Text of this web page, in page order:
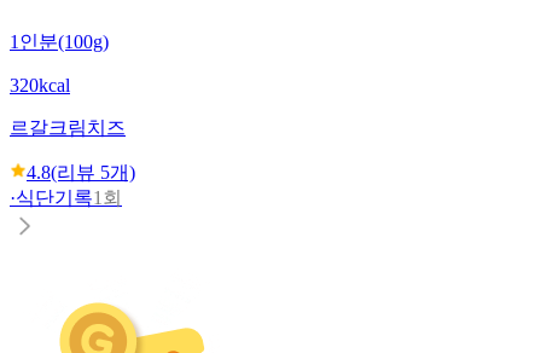
1인분(100g)
320kcal
르갈크림치즈
4.8(리뷰 5개)
·식단기록1회